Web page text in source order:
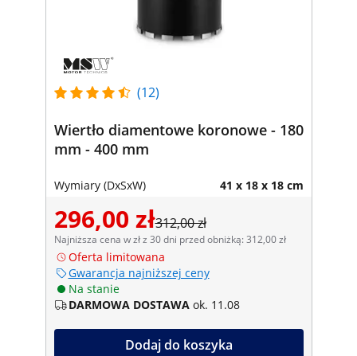
(12)
Wiertło diamentowe koronowe - 180
mm - 400 mm
Wymiary (DxSxW) 41 x 18 x 18 cm
296,00 zł312,00 zł
Najniższa cena w zł z 30 dni przed obniżką: 312,00 zł
Oferta limitowana
Gwarancja najniższej ceny
Na stanie
DARMOWA DOSTAWA ok. 11.08
Dodaj do koszyka